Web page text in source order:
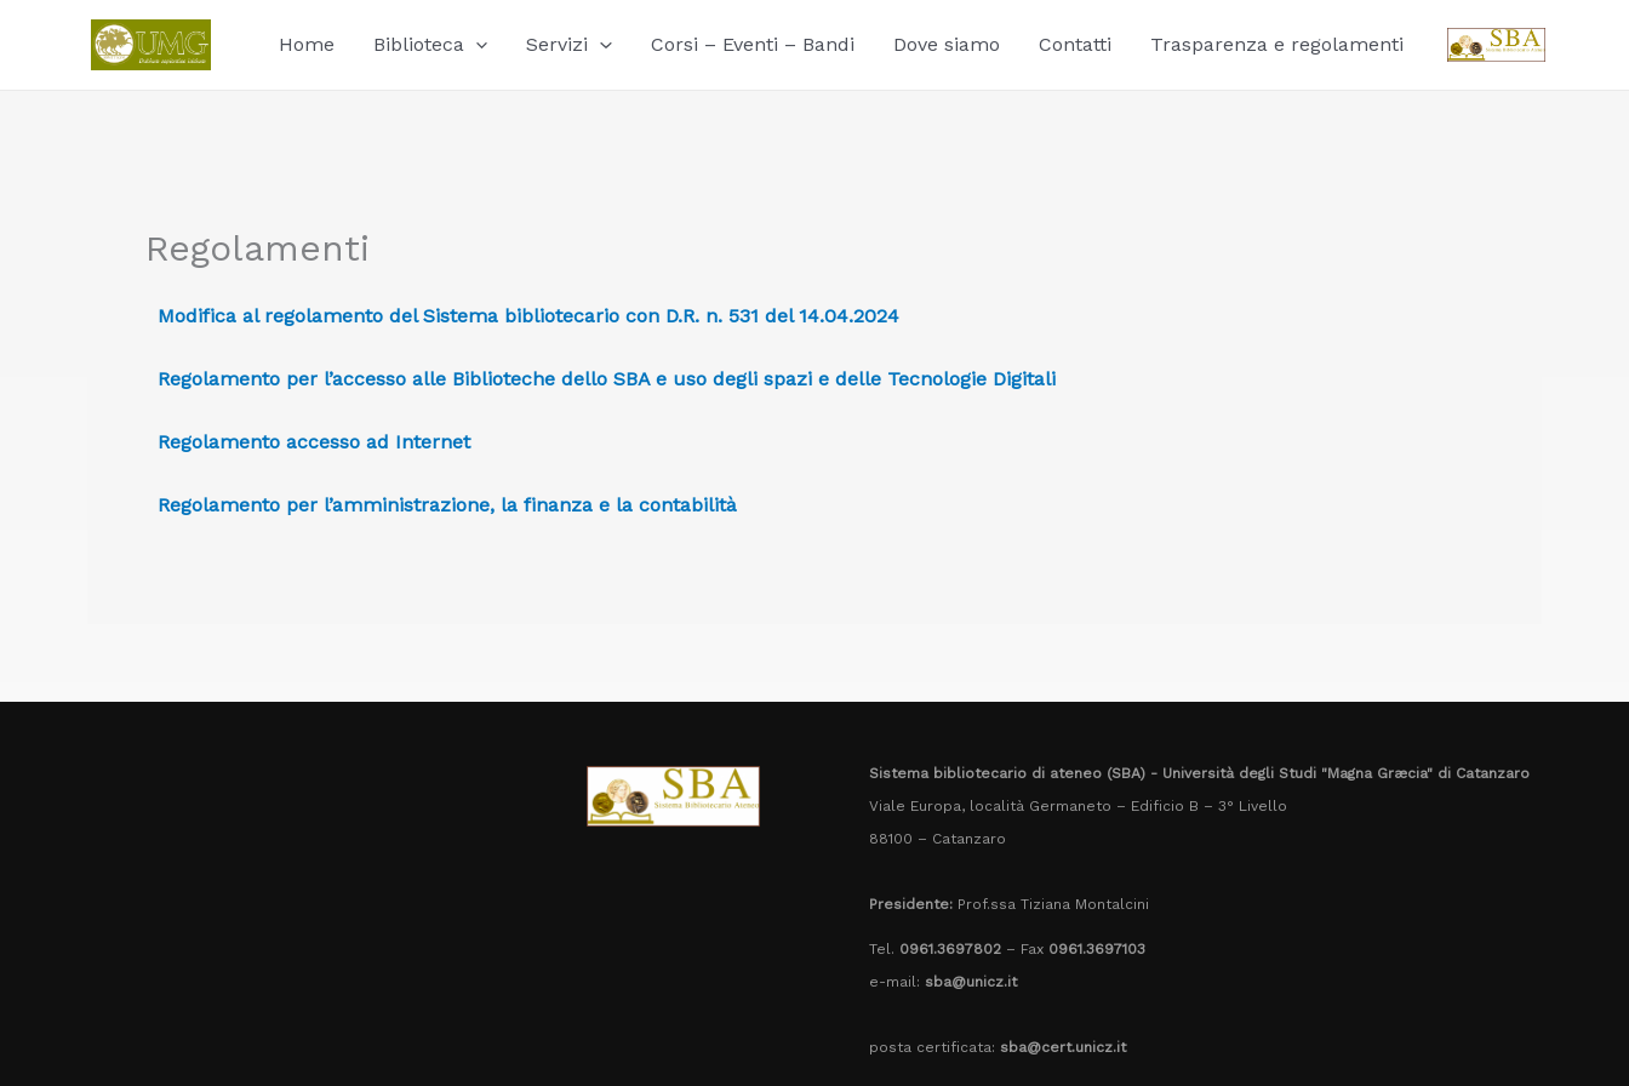
contenuto
Home Biblioteca Servizi Corsi – Eventi – Bandi Dove siamo Contatti Trasparenza e regolamenti
Regolamenti
Modifica al regolamento del Sistema bibliotecario con D.R. n. 531 del 14.04.2024
Regolamento per l’accesso alle Biblioteche dello SBA e uso degli spazi e delle Tecnologie Digitali
Regolamento accesso ad Internet
Regolamento per l’amministrazione, la finanza e la contabilità
Sistema bibliotecario di ateneo (SBA) - Università degli Studi "Magna Græcia" di Catanzaro
Viale Europa, località Germaneto – Edificio B – 3° Livello
88100 – Catanzaro
Presidente: Prof.ssa Tiziana Montalcini
Tel. 0961.3697802 – Fax 0961.3697103
e-mail: sba@unicz.it
posta certificata: sba@cert.unicz.it